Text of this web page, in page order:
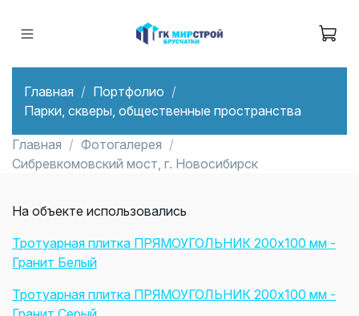
Главная
Портфолио
Парки, скверы, общественные пространства
Главная
Фотогалерея
Сибревкомовский мост, г. Новосибирск
На объекте использовались
Тротуарная плитка ПРЯМОУГОЛЬНИК 200x100 мм -
Гранит Белый
Тротуарная плитка ПРЯМОУГОЛЬНИК 200x100 мм -